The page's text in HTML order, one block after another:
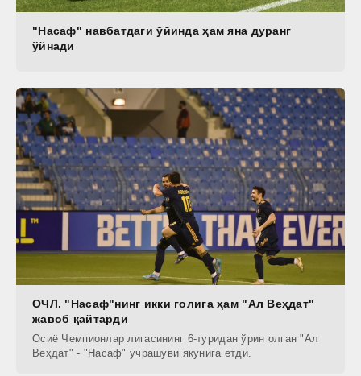
"Насаф" навбатдаги ўйинда ҳам яна дуранг
ўйнади
ОЧЛ. "Насаф"нинг икки голига ҳам "Ал Веҳдат"
жавоб қайтарди
Осиё Чемпионлар лигасининг 6-туридан ўрин олган "Ал
Веҳдат" - "Насаф" учрашуви якунига етди.